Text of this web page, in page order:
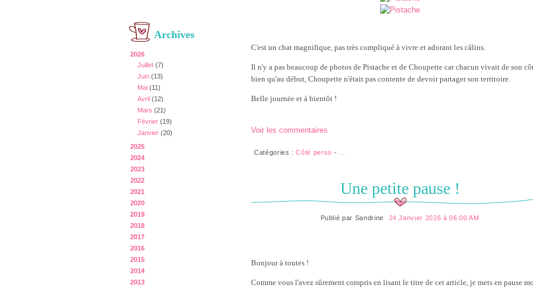
Archives
2026
Juillet (7)
Juin (13)
Mai (11)
Avril (12)
Mars (21)
Février (19)
Janvier (20)
2025
2024
2023
2022
2021
2020
2019
2018
2017
2016
2015
2014
2013
C'est un chat magnifique, pas très compliqué à vivre et adorant les câlins.
Il n'y a pas beaucoup de photos de Pistache et de Choupette car chacun vivait de son
bien qu'au début, Choupette n'était pas contente de devoir partager son territoire.
Belle journée et à bientôt !
Voir les commentaires
Catégories :Côté perso -
Une petite pause !
Publié par Sandrine 24 Janvier 2026 à 06:00 AM
Bonjour à toutes !
Comme vous l'avez sûrement compris en lisant le titre de cet article, je mets en pause